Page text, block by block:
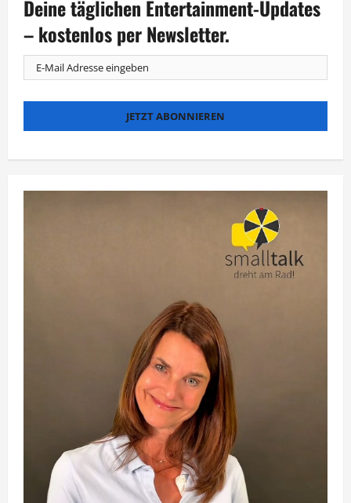
das
Deine täglichen Entertainment-Updates
– kostenlos per Newsletter.